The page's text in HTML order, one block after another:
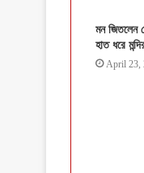
মন জিতলেন
হাত ধরে
April 23,